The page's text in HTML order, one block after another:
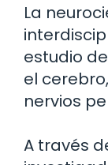
La
estudio
el
nervios
A través